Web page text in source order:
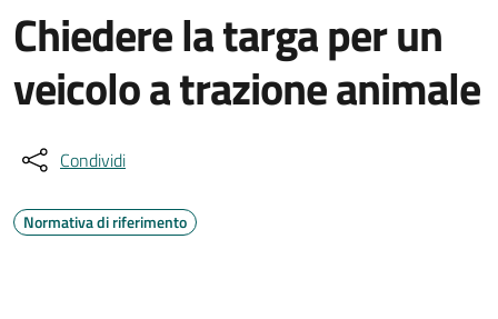
Chiedere la targa per un
veicolo a trazione animale
Condividi
Normativa di riferimento